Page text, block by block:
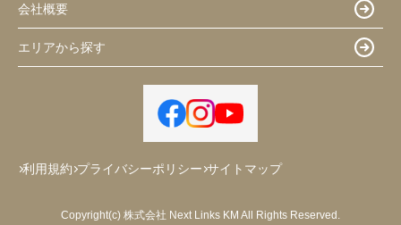
会社概要
エリアから探す
利用規約 プライバシーポリシー サイトマップ
Copyright(c) 株式会社 Next Links KM All Rights Reserved.